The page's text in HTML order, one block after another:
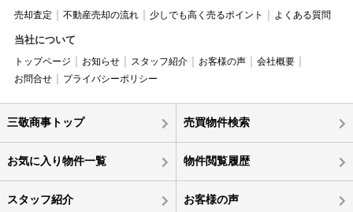
売却査定 不動産売却の流れ 少しでも高く売るポイント よくある質問
当社について
トップページ お知らせ スタッフ紹介 お客様の声
会社概要
お問合せ
プライバシーポリシー
三敬商事トップ 売買物件検索
お気に入り物件一覧 物件閲覧履歴
スタッフ紹介 お客様の声